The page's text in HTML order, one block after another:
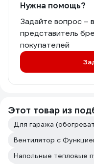
Нужна помощь?
Задайте вопрос –
представитель
покупателей
Этот товар из
Для гаража
Вентилятор с
Напольные тепловые